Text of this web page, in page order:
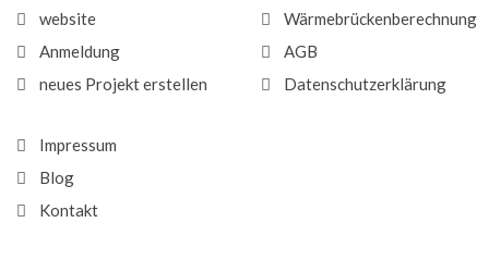
website
Anmeldung
neues Projekt erstellen
Wärmebrückenberechnung
AGB
Datenschutzerklärung
Impressum
Blog
Kontakt